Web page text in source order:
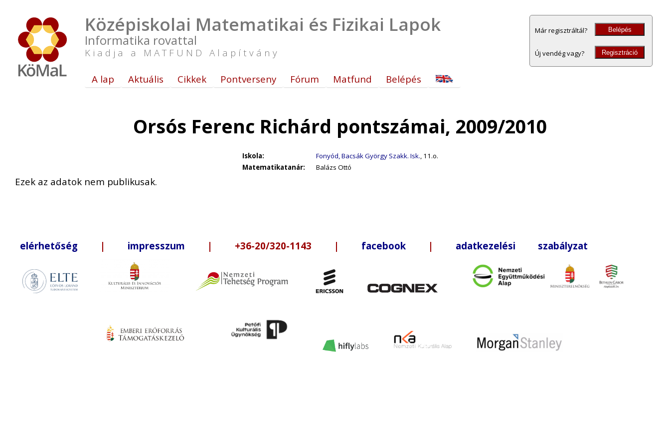
Középiskolai Matematikai és Fizikai Lapok
Informatika rovattal
Kiadja a MATFUND Alapítvány
Már regisztráltál? Belépés
Új vendég vagy? Regisztráció
A lap Aktuális Cikkek Pontverseny Fórum Matfund Belépés
Orsós Ferenc Richárd pontszámai, 2009/2010
Iskola: Fonyód, Bacsák György Szakk. Isk., 11.o.
Matematikatanár:
Balázs Ottó
Ezek az adatok nem publikusak.
elérhetőség | impresszum | +36-20/320-1143 | facebook | adatkezelési szabályzat